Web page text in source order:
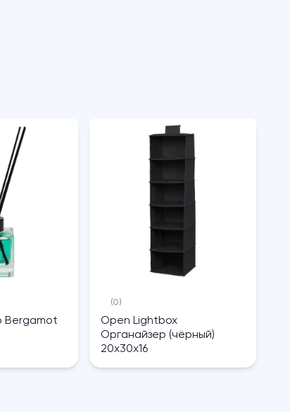
Bergamot
(0)
Open Lightbox
Органайзер (чёрный)
20х30х16